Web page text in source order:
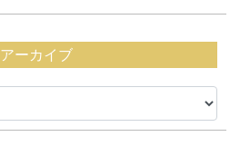
アーカイブ